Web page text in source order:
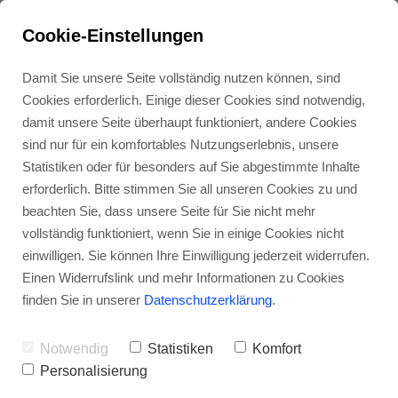
Solingen
Remscheid
Köln-Nippes
Diese 15 Stimmübungen
helfen bei Heiserkeit
Cookie-Einstellungen
Damit Sie unsere Seite vollständig nutzen können, sind
Cookies erforderlich. Einige dieser Cookies sind notwendig,
damit unsere Seite überhaupt funktioniert, andere Cookies
sind nur für ein komfortables Nutzungserlebnis, unsere
Statistiken oder für besonders auf Sie abgestimmte Inhalte
erforderlich. Bitte stimmen Sie all unseren Cookies zu und
beachten Sie, dass unsere Seite für Sie nicht mehr
vollständig funktioniert, wenn Sie in einige Cookies nicht
einwilligen. Sie können Ihre Einwilligung jederzeit widerrufen.
Einen Widerrufslink und mehr Informationen zu Cookies
finden Sie in unserer Datenschutzerklärung.
Notwendig Statistiken
Komfort
Personalisierung